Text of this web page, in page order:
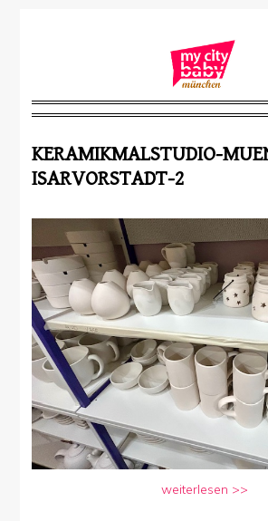
KERAMIKMALSTUDIO-
ISARVORSTADT-2
weiterlesen >>